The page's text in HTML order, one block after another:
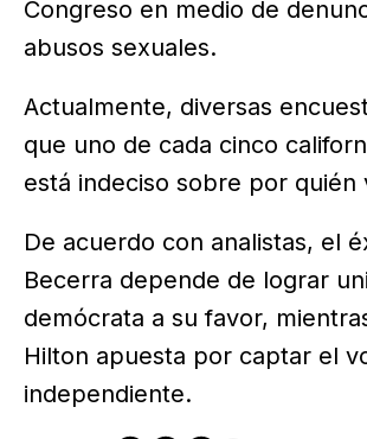
Congreso en medio de
abusos sexuales.
Actualmente, diversas
que uno de cada cinco
está indeciso sobre por quién
De acuerdo con analistas, el
Becerra depende de lograr
demócrata a su favor,
Hilton apuesta por captar el
independiente.